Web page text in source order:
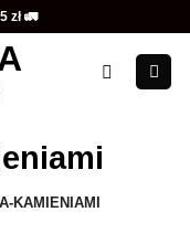
zł 🚛
KAMIENIAMI